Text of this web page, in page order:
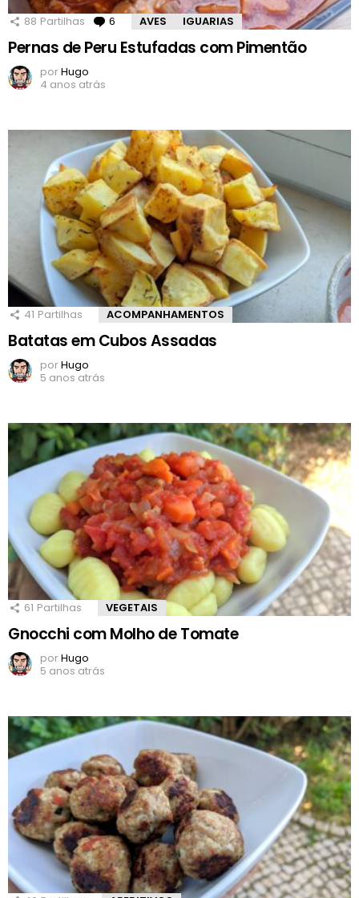
88 Partilhas 6 Comentários
AVES IGUARIAS
Pernas de Peru Estufadas com Pimentão
porHugo
4 anos atrás
41 Partilhas ACOMPANHAMENTOS
Batatas em Cubos Assadas
porHugo
5 anos atrás
61 Partilhas VEGETAIS
Gnocchi com Molho de Tomate
porHugo
5 anos atrás